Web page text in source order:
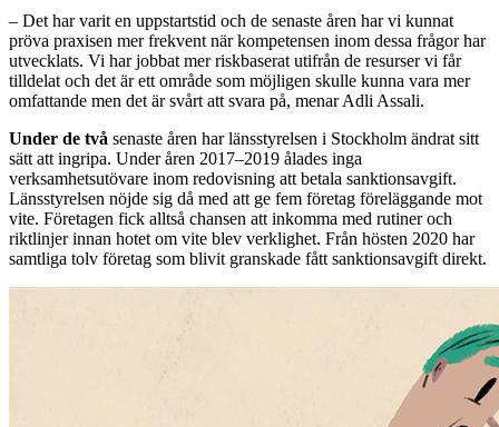
– Det har varit en uppstartstid och de senaste åren har vi kunnat
pröva praxisen mer frekvent när kompetensen inom dessa frågor har
utvecklats. Vi har jobbat mer riskbaserat utifrån de resurser vi får
tilldelat och det är ett område som möjligen skulle kunna vara mer
omfattande men det är svårt att svara på, menar Adli Assali.
Under de två senaste åren har länsstyrelsen i Stockholm ändrat sitt
sätt att ingripa. Under åren 2017–2019 ålades inga
verksamhetsutövare inom redovisning att betala sanktionsavgift.
Länsstyrelsen nöjde sig då med att ge fem företag föreläggande mot
vite. Företagen fick alltså chansen att inkomma med rutiner och
riktlinjer innan hotet om vite blev verklighet. Från hösten 2020 har
samtliga tolv företag som blivit granskade fått sanktionsavgift direkt.